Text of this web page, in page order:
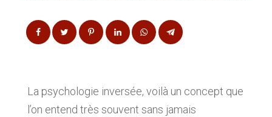
La psychologie inversée, voilà un concept que
l’on entend très souvent sans jamais